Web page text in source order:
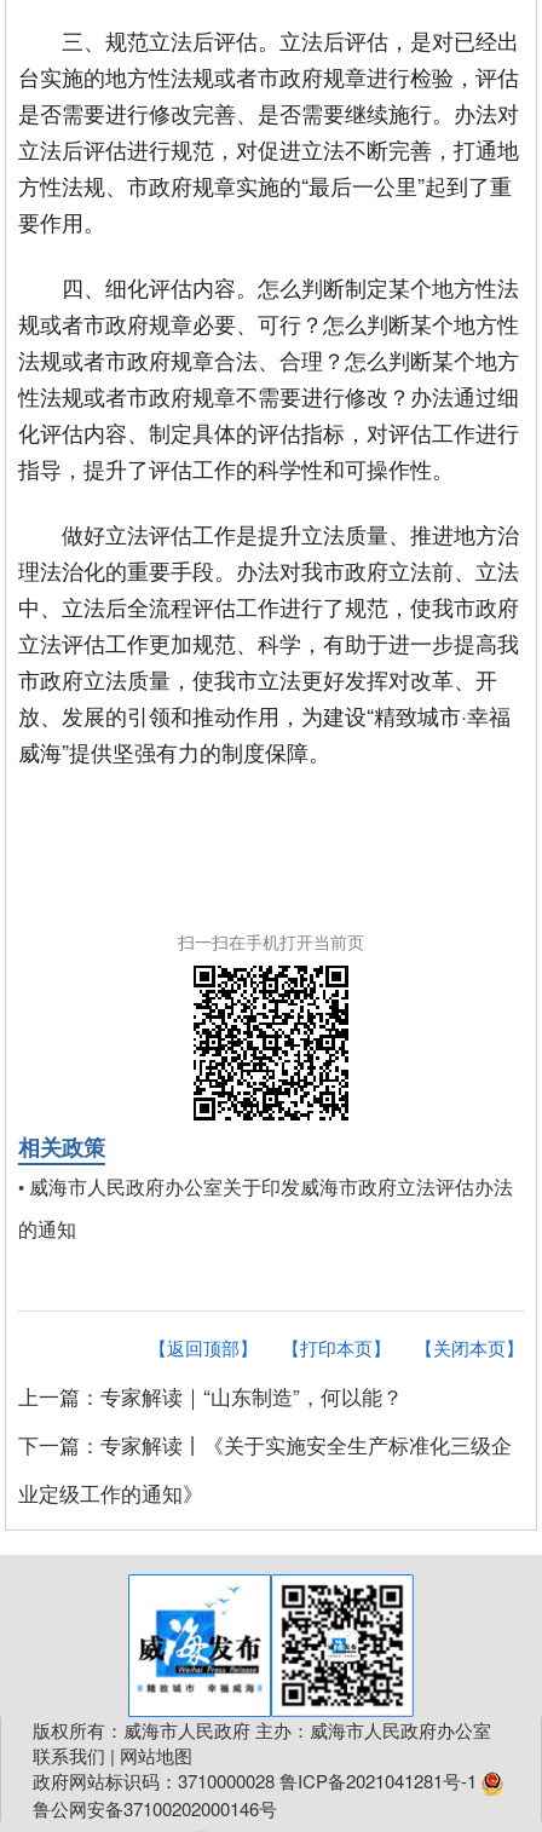
三、规范立法后评估。立法后评估，是对已经出
台实施的地方性法规或者市政府规章进行检验，评估
是否需要进行修改完善、是否需要继续施行。办法对
立法后评估进行规范，对促进立法不断完善，打通地
方性法规、市政府规章实施的“最后一公里”起到了重
要作用。
四、细化评估内容。怎么判断制定某个地方性法
规或者市政府规章必要、可行？怎么判断某个地方性
法规或者市政府规章合法、合理？怎么判断某个地方
性法规或者市政府规章不需要进行修改？办法通过细
化评估内容、制定具体的评估指标，对评估工作进行
指导，提升了评估工作的科学性和可操作性。
做好立法评估工作是提升立法质量、推进地方治
理法治化的重要手段。办法对我市政府立法前、立法
中、立法后全流程评估工作进行了规范，使我市政府
立法评估工作更加规范、科学，有助于进一步提高我
市政府立法质量，使我市立法更好发挥对改革、开
放、发展的引领和推动作用，为建设“精致城市·幸福
威海”提供坚强有力的制度保障。
扫一扫在手机打开当前页
相关政策
• 威海市人民政府办公室关于印发威海市政府立法评估办法
的通知
【关闭本页】
【打印本页】
【返回顶部】
上一篇：专家解读｜“山东制造”，何以能？
下一篇：专家解读丨《关于实施安全生产标准化三级企
业定级工作的通知》
版权所有：威海市人民政府 主办：威海市人民政府办公室
联系我们 | 网站地图
政府网站标识码：3710000028鲁ICP备2021041281号-1
鲁公网安备37100202000146号